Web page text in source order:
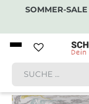
SOMMER-SALE